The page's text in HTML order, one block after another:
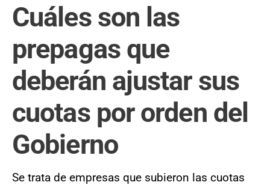
Cuáles son las
prepagas que
deberán ajustar sus
cuotas por orden del
Gobierno
Se trata de empresas que subieron las cuotas